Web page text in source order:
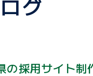
グ
の採用サイト制